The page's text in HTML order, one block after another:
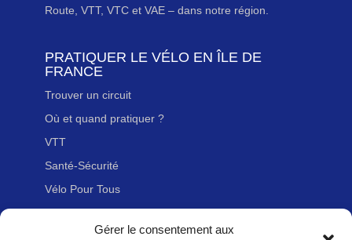
Gérer le consentement aux
Route, VTT, VTC et VAE – dans notre région.
PRATIQUER LE VÉLO EN ÎLE DE
FRANCE
Trouver un circuit
Où et quand pratiquer ?
VTT
Santé-Sécurité
Vélo Pour Tous